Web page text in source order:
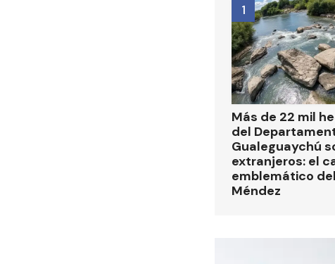
Más de 22 mil
del
Gualeguaychú
extranjeros: el
emblemático
Méndez
1